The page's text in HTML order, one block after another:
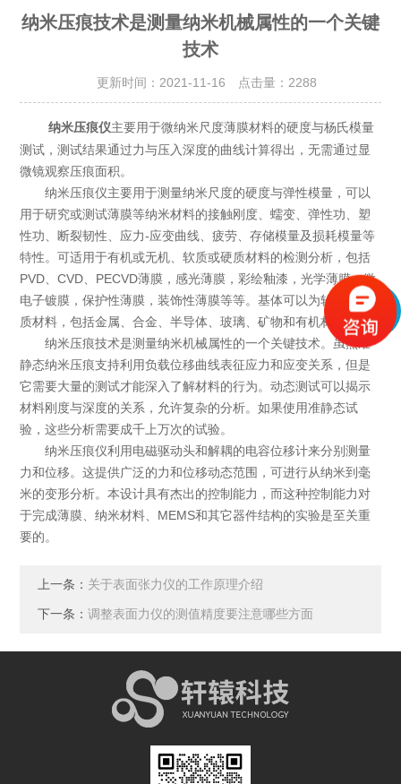
纳米压痕技术是测量纳米机械属性的一个关键
技术
更新时间：2021-11-16 点击量： 2288
纳米压痕仪主要用于微纳米尺度薄膜材料的硬度与杨氏模量
测试，测试结果通过力与压入深度的曲线计算得出，无需通过显
微镜观察压痕面积。
纳米压痕仪主要用于测量纳米尺度的硬度与弹性模量，可以
用于研究或测试薄膜等纳米材料的接触刚度、蠕变、弹性功、塑
性功、断裂韧性、应力-应变曲线、疲劳、存储模量及损耗模量等
特性。可适用于有机或无机、软质或硬质材料的检测分析，包括
PVD、CVD、PECVD薄膜，感光薄膜，彩绘釉漆，光学薄膜，微
电子镀膜，保护性薄膜，装饰性薄膜等等。基体可以为软质或硬
质材料，包括金属、合金、半导体、玻璃、矿物和有机材料等
纳米压痕技术是测量纳米机械属性的一个关键技术。虽然准
静态纳米压痕支持利用负载位移曲线表征应力和应变关系，但是
它需要大量的测试才能深入了解材料的行为。动态测试可以揭示
材料刚度与深度的关系，允许复杂的分析。如果使用准静态试
验，这些分析需要成千上万次的试验。
纳米压痕仪利用电磁驱动头和解耦的电容位移计来分别测量
力和位移。这提供广泛的力和位移动态范围，可进行从纳米到毫
米的变形分析。本设计具有杰出的控制能力，而这种控制能力对
于完成薄膜、纳米材料、MEMS和其它器件结构的实验是至关重
要的。
上一条： 关于表面张力仪的工作原理介绍
下一条：调整表面力仪的测值精度要注意哪些方面